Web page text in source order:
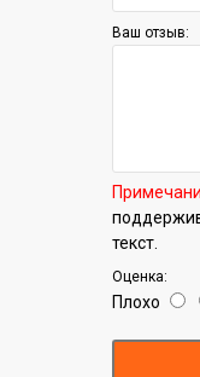
Ваш отзыв:
текст.
Оценка:
Плохо